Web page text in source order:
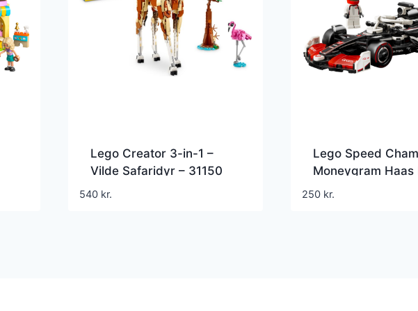
Lego Creator 3-in-1 –
Vilde Safaridyr – 31150
540 kr.
Lego Speed
Moneygram Haas
Team Vf-24
250 kr.